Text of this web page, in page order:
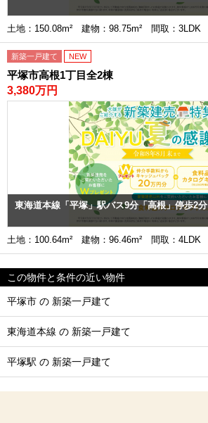
土地：150.08m² 建物：98.75m² 間取：3LDK
新築一戸建て NEW
平塚市高根1丁目全2棟
3,380万円
東海道本線「平塚」駅バス9分「高根」停歩2分
土地：100.64m² 建物：96.46m² 間取：4LDK
この物件と条件の近い物件
平塚市 の 新築一戸建て
東海道本線 の 新築一戸建て
平塚駅 の 新築一戸建て